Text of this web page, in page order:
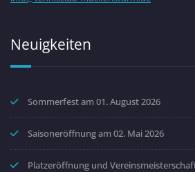
Neuigkeiten
Sommerfest am 01. August 2026
Saisoneröffnung am 02. Mai 2026
Platzeröffnung und